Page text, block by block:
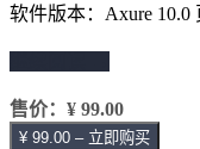
软件版本：Axure
售价： ¥ 99.00
¥ 99.00 – 立即购买